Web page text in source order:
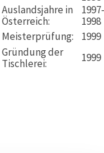
Auslandsjahre in
Österreich:
1998
Meisterprüfung:
1999
Gründung der
Tischlerei:
1999